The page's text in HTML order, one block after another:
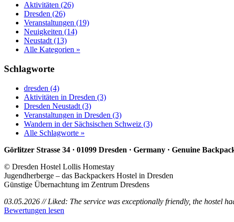
Aktivitäten (26)
Dresden (26)
Veranstaltungen (19)
Neuigkeiten (14)
Neustadt (13)
Alle Kategorien »
Schlagworte
dresden (4)
Aktivitäten in Dresden (3)
Dresden Neustadt (3)
Veranstaltungen in Dresden (3)
Wandern in der Sächsischen Schweiz (3)
Alle Schlagworte »
Görlitzer Strasse 34 · 01099 Dresden · Germany · Genuine
© Dresden Hostel Lollis Homestay
Jugendherberge – das Backpackers Hostel in Dresden
Günstige Übernachtung im Zentrum Dresdens
03.05.2026 // Liked: The service was exceptionally friendly, the hostel
Bewertungen lesen